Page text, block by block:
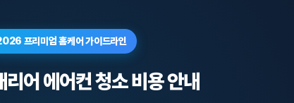
프리미엄 홈케어 가이드라인
리어 에어컨 청소 비용 안내